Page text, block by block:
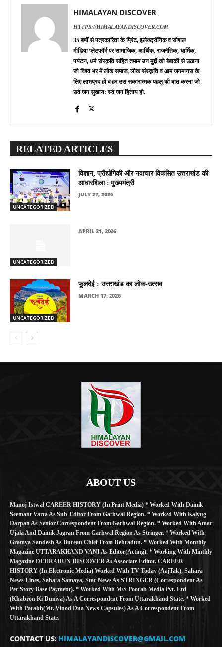
HIMALAYAN DISCOVER
HTTPS://HIMALAYANDISCOVER.COM
35 बर्षों से पत्रकारिता के प्रिंट, इलेक्ट्रॉनिक व सोशल
मीडिया प्लेटफॉर्म पर सामाजिक, आर्थिक, राजनैतिक, धार्मिक,
पर्यटन, धर्म-संस्कृति सहित तमाम उन मुद्दों को बेबाकी से उठाना
जो विश्व भर में लोक समाज, लोक संस्कृति व आम जनमानस के
लिए लाभप्रद हो व हर उस सकारात्मक पहलु की बात करना जो
सर्व जन सुखाय: सर्व जन हिताय हो.
RELATED ARTICLES
UNCATEGORIZED
विज्ञान, प्रौद्योगिकी और नवाचार विकसित उत्तराखंड की
आधारशिला : मुख्यमंत्री
JULY 27, 2026
UNCATEGORIZED
APRIL 21, 2026
UNCATEGORIZED
फूलदेई : उत्तराखंड का लोक-उत्सव
MARCH 17, 2026
ABOUT US
Manoj Istwal CAREER HISTORY (in Print Media) * Worked With Dainik
Seemant Varta As Sub-Editor From Garhwal Region. * Worked With Kalyug
Darpan As Senior Correspondent From Garhwal Region. * Worked With Amar
Ujala And Dainik Jagran From Garhwal Region As Stringer. * Worked With
Gramya Sandesh As Bureau Chief From Dehradun. * Worked With Monthly
Magazine UTTARAKHAND VANI As Editor(Acting). * Working With Minthly
Magazine DEHRADUN DISCOVER As Associate Editor. CAREER
HISTORY (in Electronic Media) Worked With TV Today (AajTak), Sahara
News Lines, Sahara Samaya, Star News As STRINGER (Correspondent As
Per Story Base Payment). * Worked With M/S Poorab Media Pvt. Ltd
(Khabron Ki Duniya) As A Correspondent From Uttarakhand State. * Worked
With Parakh(Mr. Vinod Dua News Capsules) As A Correspondent From
Uttarakhand State.
CONTACT US: HIMALAYANDISCOVER@GMAIL.COM